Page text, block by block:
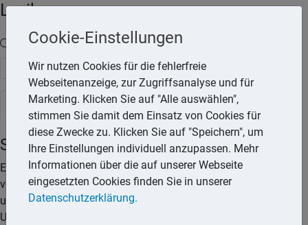
Lexika
Volltext-Suche in den Lexika
Suchen
Steuerlexikon
Selbstständige Tätigkeit
Eine selbstständige Tätigkeit (freiberufliche Tätigkeit) liegt
vor, wenn die Arbeit nicht weisungsgebunden ausgeübt wird
und keine Einbindung in die Organisationsstruktur eines
Unternehmens vorliegt. Für den selbstständig Tätigen muss
Cookie-Einstellungen
Wir nutzen Cookies für die fehlerfreie
Webseitenanzeige, zur Zugriffsanalyse und für
Marketing. Klicken Sie auf "Alle auswählen",
stimmen Sie damit dem Einsatz von Cookies für
diese Zwecke zu. Klicken Sie auf "Speichern", um
Ihre Einstellungen individuell anzupassen. Mehr
Informationen über die auf unserer Webseite
eingesetzten Cookies finden Sie in unserer
Datenschutzerklärung.